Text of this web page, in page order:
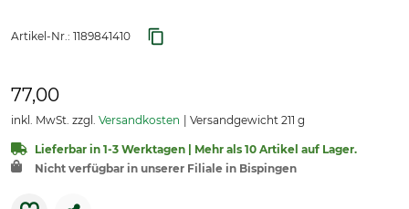
Artikel-Nr.: 1189841410
77,00
inkl. MwSt. zzgl. Versandkosten Versandgewicht 211 g
Lieferbar in 1-3 Werktagen | Mehr als 10 Artikel auf Lager.
Nicht verfügbar in unserer Filiale in Bispingen